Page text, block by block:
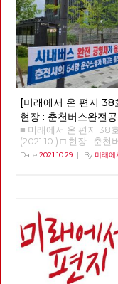
[미래에서 온 편지 38
현장 : 춘천버스완전공
향한 여정과 과제
■ 미래에서 온 편지 38호
(2021.10.) □ 현장 : 춘천
공영제를 향한 여정과
동자 한분이 민주노총 춘
사무실로 당시 지부장이
를 찾아왔다. 버스의 노
을 바꾸고 싶다는 거였
기 위해서는 지금의 어용
아닌 민주노조로 조직을
고 싶다는 거였고 우리는
Date 2021.10.29 | By 미래에